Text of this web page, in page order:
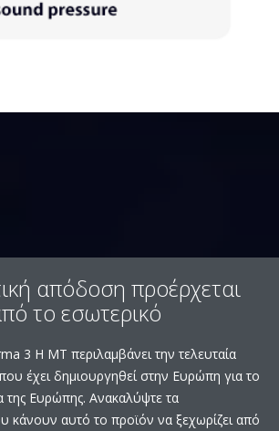
απόδοση προέρχεται
το εσωτερικό
3 H MT περιλαμβάνει την τελευταία
έχει δημιουργηθεί στην Ευρώπη για το
της Ευρώπης. Ανακαλύψτε τα
κάνουν αυτό το προϊόν να ξεχωρίζει από